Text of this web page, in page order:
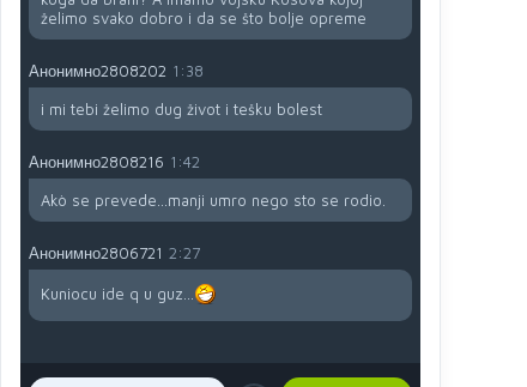
želimo svako dobro i da se što bolje opreme
Анонимно2808202 1:38
i mi tebi želimo dug život i tešku bolest
Анонимно2808216 1:42
Akò se prevede...manji umro nego sto se rodio.
Анонимно2806721 2:27
Kuniocu ide q u guz...